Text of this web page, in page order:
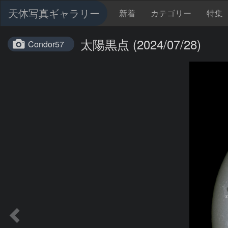
天体写真ギャラリー 新着 カテゴリー 特集
Condor57 太陽黒点 (2024/07/28)